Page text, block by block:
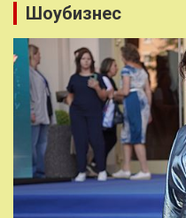
Шоубизнес